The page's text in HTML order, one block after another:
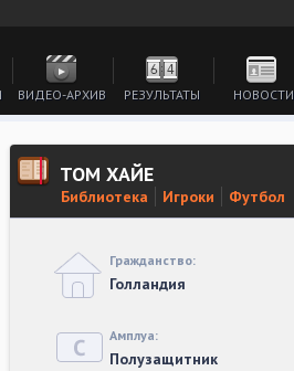
ВИДЕО-АРХИВ РЕЗУЛЬТАТЫ НОВОСТИ
ТОМ ХАЙЕ
Библиотека Игроки Футбол
Гражданство:
Голландия
Амплуа:
Полузащитник